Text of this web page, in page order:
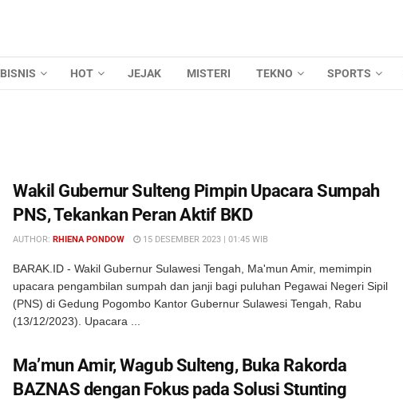
BISNIS HOT JEJAK MISTERI TEKNO SPORTS
Wakil Gubernur Sulteng Pimpin Upacara Sumpah
PNS, Tekankan Peran Aktif BKD
AUTHOR: RHIENA PONDOW 15 DESEMBER 2023 | 01:45 WIB
BARAK.ID - Wakil Gubernur Sulawesi Tengah, Ma'mun Amir, memimpin
upacara pengambilan sumpah dan janji bagi puluhan Pegawai Negeri Sipil
(PNS) di Gedung Pogombo Kantor Gubernur Sulawesi Tengah, Rabu
(13/12/2023). Upacara ...
Ma’mun Amir, Wagub Sulteng, Buka Rakorda
BAZNAS dengan Fokus pada Solusi Stunting